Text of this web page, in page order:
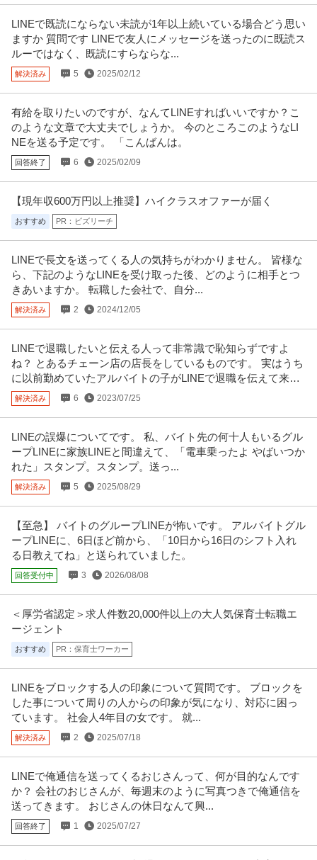
どに応じ、当該求人をビズリ…続きを見る
提供：ビズリーチ
法人営業 ／ 「未経験歓迎」異業種からの転職者多数！不動産仕入
れ営業職（BtoB）東証プライム上場グループ残業月平均10h未
満・年休128日以上可
年収800万円
【職種】営業＞法人営業 【業種】不動産＞デベロッパー ※会員属性などに応
じ、当該求人をビズリーチ上
…続きを見る
プロデューサー・ディレクター ／ 「制作デスク」新設スタジオの
コアメンバー募集！元請け3作品進行中（うち2作品オリジナル）
合同会社カノンコード
新着 福利厚生充実 土日休み
【職種】テレビ・放送・映像・音響＞プロデューサー・ディレクター 【業
種】IT・インターネット＞ソフ…続きを見る
丸の内勤務／月平均残業時間10時間以下
土日休み 残業月20時間以内 職場内禁煙
【職種】管理＞総務 【業種】保険＞その他 ※会員属性などに応じ、当該求人
をビズリーチ上で閲覧された
…続きを見る
この条件の求人をもっと見る
LINEで既読にならない未読が1年以上続いている場合どう思い
ますか 質問です LINEで友人にメッセージを送ったのに既読ス
ルーではなく、既読にすらならな...
解決済み 5 2025/02/12
有給を取りたいのですが、なんてLINEすればいいですか？こ
のような文章で大丈夫でしょうか。 今のところこのようなLI
NEを送る予定です。 「こんばんは。
回答終了 6 2025/02/09
【現年収600万円以上推奨】ハイクラスオファーが届く
おすすめ PR：ビズリーチ
LINEで長文を送ってくる人の気持ちがわかりません。 皆様な
ら、下記のようなLINEを受け取った後、どのように相手とつ
きあいますか。 転職した会社で、自分...
解決済み 2 2024/12/05
LINEで退職したいと伝える人って非常識で恥知らずですよ
ね？ とあるチェーン店の店長をしているものです。 実はうち
に以前勤めていたアルバイトの子がLINEで退職を伝えて来た
んです。
解決済み 6 2023/07/25
LINEの誤爆についてです。 私、バイト先の何十人もいるグル
ープLINEに家族LINEと間違えて、「電車乗ったよ やばいつか
れた」スタンプ。スタンプ。送っ...
解決済み 5 2025/08/29
【至急】 バイトのグループLINEが怖いです。 アルバイトグル
ープLINEに、6日ほど前から、「10日から16日のシフト入れ
る日教えてね」と送られていました。
回答受付中 3 2026/08/08
＜厚労省認定＞求人件数20,000件以上の大人気保育士転職エ
ージェント
おすすめ PR：保育士ワーカー
LINEをブロックする人の印象について質問です。 ブロックを
した事について周りの人からの印象が気になり、対応に困っ
ています。 社会人4年目の女です。 就...
解決済み 2 2025/07/18
LINEで俺通信を送ってくるおじさんって、何が目的なんです
か？ 会社のおじさんが、毎週末のように写真つきで俺通信を
送ってきます。 おじさんの休日なんて興...
回答終了 1 2025/07/27